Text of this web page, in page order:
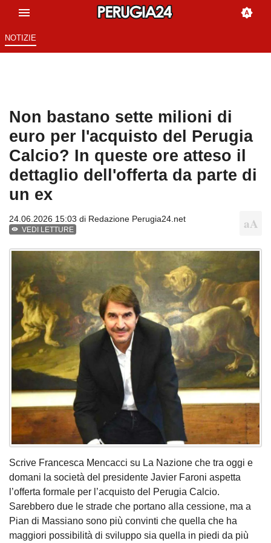
NOTIZIE
Non bastano sette milioni di
euro per l'acquisto del Perugia
Calcio? In queste ore atteso il
dettaglio dell'offerta da parte di
un ex
24.06.2026 15:03 di Redazione Perugia24.net
VEDI LETTURE
Scrive Francesca Mencacci su La Nazione che tra oggi e
domani la società del presidente Javier Faroni aspetta
l’offerta formale per l’acquisto del Perugia Calcio.
Sarebbero due le strade che portano alla cessione, ma a
Pian di Massiano sono più convinti che quella che ha
maggiori possibilità di sviluppo sia quella in piedi da più